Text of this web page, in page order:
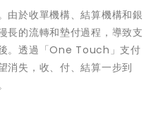
由於收單機構、結算機構和銀
長的流轉和墊付過程，導致支
。透過「One Touch」支付
消失，收、付、結算一步到